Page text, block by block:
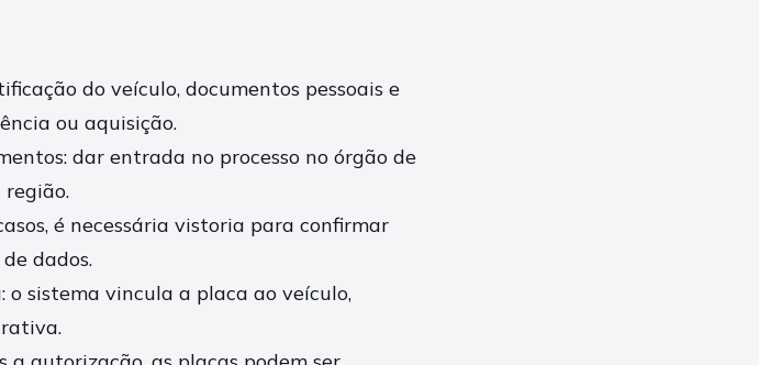
do veículo, documentos pessoais e
ou aquisição.
dar entrada no processo no órgão de
é necessária vistoria para confirmar
dados.
o sistema vincula a placa ao veículo,